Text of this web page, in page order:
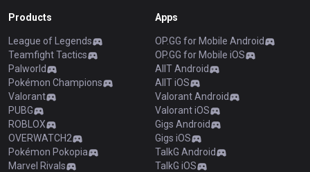
Products
League of Legends
Teamfight Tactics
Palworld
Pokémon Champions
Valorant
PUBG
ROBLOX
OVERWATCH2
Pokémon Pokopia
Marvel Rivals
Apps
OP.GG for Mobile Android
OP.GG for Mobile iOS
AllT Android
AllT iOS
Valorant Android
Valorant iOS
Gigs Android
Gigs iOS
TalkG Android
TalkG iOS